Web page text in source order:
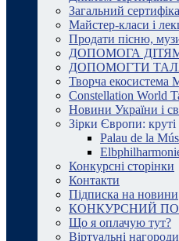
Загальний
Майстер-класи і
Продати пісню,
ДОПОМОГА
ДОПОМОГТИ
Творча
Constellation World
Новини України і
Зірки Європи: круті
Palau de la
Конкурсні сторінки
Контакти
Підписка на новини
КОНКУРСНИЙ
Що я оплачую тут?
Віртуальні